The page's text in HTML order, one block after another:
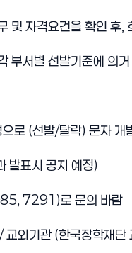
및 자격요건을 확인 후,
부서별 선발기준에 의
로 (선발/탈락) 문자 개
발표시 공지 예정)
7291)로 문의 바람
외기관 (한국장학재